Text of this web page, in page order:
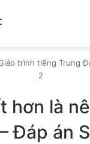
trình tiếng Trung
2
hơn là
Đáp án